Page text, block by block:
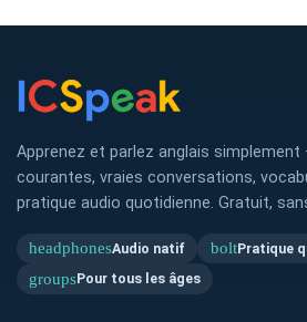
Apprenez et parlez anglais
courantes, vraies conversations,
pratique audio quotidienne. Gratuit,
headphonesAudio natif boltPratique
groupsPour tous les âges